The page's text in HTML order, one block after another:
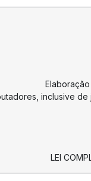
inclusive
LEI